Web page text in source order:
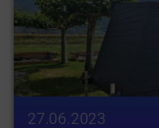
27.06.2023